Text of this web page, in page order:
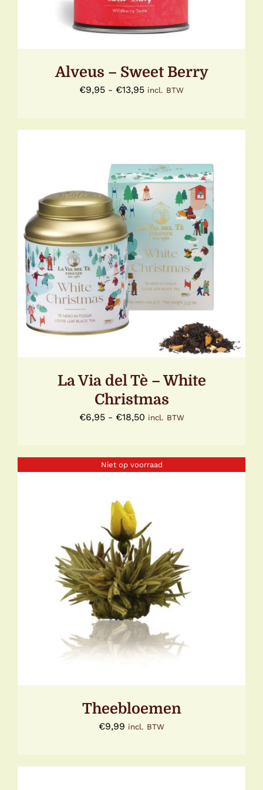
KAN
GEKOZEN
WORDEN
OP
PRODUCTPAGINA
Alveus – Sweet Berry
€9,95 - €13,95Prijsklasse:
incl. BTW
OPTIES SELECTEREN
DIT
PRODUCT
HEEFT
MEERDERE
VARIATIES.
DEZE
OPTIE
GEKOZEN
WORDEN
OP
PRODUCTPAGINA
DETAILS
La Via del Tè – White
Christmas
€6,95 - €18,50Prijsklasse:
€18,50
incl. BTW
Niet op voorraad
DETAILS
Theebloemen
€9,99 incl. BTW